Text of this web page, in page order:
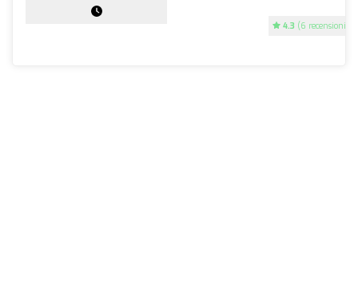
4.3 (6 recensioni)